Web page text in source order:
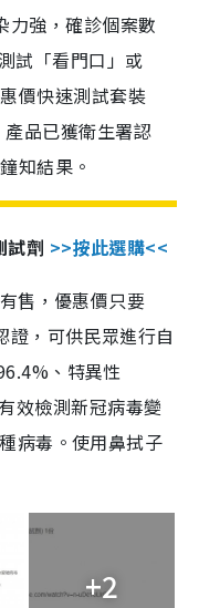
強，確診個案數
試「看門口」或
價快速測試套裝
品已獲衛生署認
知結果。
試劑 >>按此選購<<
售，優惠價只要
證，可供民眾進行自
、特異性
效檢測新冠病毒變
病毒。使用鼻拭子
+2